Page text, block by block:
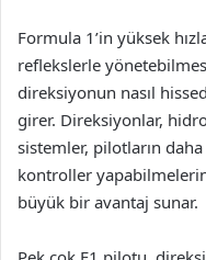
Formula 1’in yüksek
reflekslerle
direksiyonun nasıl
girer. Direksiyonlar,
sistemler, pilotların
kontroller
büyük bir avantaj sunar.